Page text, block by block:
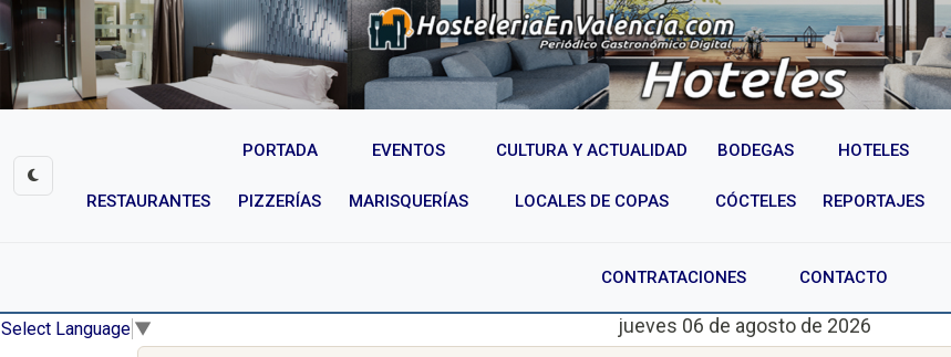
PORTADA EVENTOS CULTURA Y ACTUALIDAD BODEGAS HOTELES
RESTAURANTES PIZZERÍAS MARISQUERÍAS LOCALES DE COPAS CÓCTELES REPORTAJES
CONTRATACIONES CONTACTO
Select Language ▼ jueves 06 de agosto de 2026